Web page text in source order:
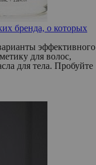
бренда, о которых
эффективного
для волос,
для тела. Пробуйте